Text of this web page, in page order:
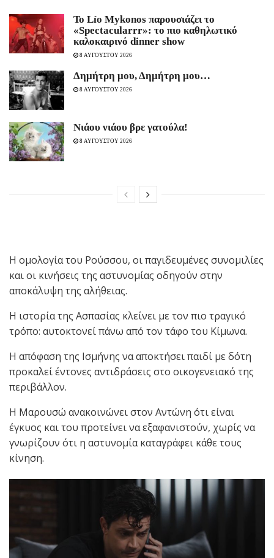
Το Lío Mykonos παρουσιάζει το
«Spectacularrr»: το πιο καθηλωτικό
καλοκαιρινό dinner show
8 ΑΥΓΟΥΣΤΟΥ 2026
Δημήτρη μου, Δημήτρη μου…
8 ΑΥΓΟΥΣΤΟΥ 2026
Νιάου νιάου βρε γατούλα!
8 ΑΥΓΟΥΣΤΟΥ 2026
Η ομολογία του Ρούσσου, οι παγιδευμένες συνομιλίες
και οι κινήσεις της αστυνομίας οδηγούν στην
αποκάλυψη της αλήθειας.
Η ιστορία της Ασπασίας κλείνει με τον πιο τραγικό
τρόπο: αυτοκτονεί πάνω από τον τάφο του Κίμωνα.
Η απόφαση της Ισμήνης να αποκτήσει παιδί με δότη
προκαλεί έντονες αντιδράσεις στο οικογενειακό της
περιβάλλον.
Η Μαρουσώ ανακοινώνει στον Αντώνη ότι είναι
έγκυος και του προτείνει να εξαφανιστούν, χωρίς να
γνωρίζουν ότι η αστυνομία καταγράφει κάθε τους
κίνηση.